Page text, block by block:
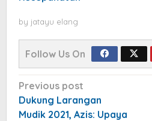
by jatayu elang
Follow Us On
Post
navigation
Previous post
Dukung Larangan
Mudik 2021, Azis: Upaya